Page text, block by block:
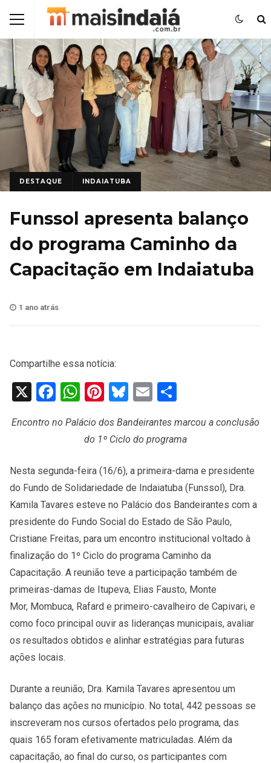
DESTAQUE INDAIATUBA
Funssol apresenta balanço
do programa Caminho da
Capacitação em Indaiatuba
1 ano atrás
Compartilhe essa notícia:
X Facebook
WhatsApp
Pinterest
Bluesky
Email
Encontro no Palácio dos Bandeirantes marcou a conclusão
do 1º Ciclo do programa
Nesta segunda-feira (16/6), a primeira-dama e presidente
do Fundo de Solidariedade de Indaiatuba (Funssol), Dra.
Kamila Tavares esteve no Palácio dos Bandeirantes com a
presidente do Fundo Social do Estado de São Paulo,
Cristiane Freitas, para um encontro institucional voltado à
finalização do 1º Ciclo do programa Caminho da
Capacitação. A reunião teve a participação também de
primeiras-damas de Itupeva, Elias Fausto, Monte
Mor, Mombuca, Rafard e primeiro-cavalheiro de Capivari, e
como foco principal ouvir as lideranças municipais, avaliar
os resultados obtidos e alinhar estratégias para futuras
ações locais.
Durante a reunião, Dra. Kamila Tavares apresentou um
balanço das ações no município. No total, 442 pessoas se
inscreveram nos cursos ofertados pelo programa, das
quais 165 foram efetivamente matriculadas. Além da
capacitação, ao final do curso, os participantes com